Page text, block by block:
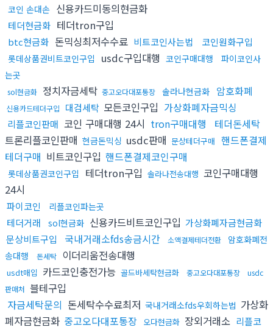
코인 손대손 신용카드미동의현금화
테더현금화 테더tron구입
btc현금화 돈믹싱최저수수료 비트코인사는법 코인원화구입
롯데상품권비트코인구입 usdc구입대행 코인구매대행
파이코인사
는곳
sol현금화 정치자금세탁 중고오다대포통장 솔라나현금화 암호화폐
신용카드테더구입 대검세탁 모든코인구입 가상화폐자금믹싱
리플코인판매 코인 구매대행 24시 tron구매대행
테더돈세탁
트론리플코인판매 현금돈믹싱 usdc판매 문상테더구매 핸드폰결제
테더구매 비트코인구입 핸드폰결제코인구매
롯데상품권코인구입 테더tron구입 솔라나전송대행 코인구매대행
24시
파이코인 리플코인파는곳
테더거래 sol현금화 신용카드비트코인구입 가상화폐자금현금화
문상비트구입
국내거래소fds송금시간 소액결제테더전환
암호화폐전
송대행
돈세탁 이더리움전송대행
usdt매입 카드코인충전가능 골드바세탁현금화 중고오다대포통장
usdc
판매처 블테구입
자금세탁문의 돈세탁수수료최저 국내거래소fds우회하는법 가상화
폐자금현금화 중고오다대포통장 오다현금화 장외거래소 리플코